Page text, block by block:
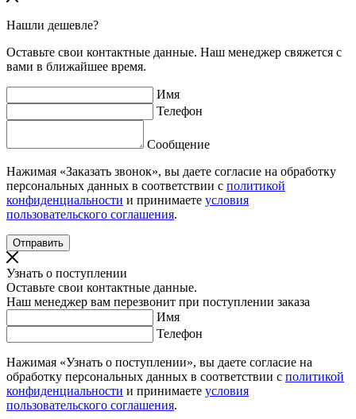
Нашли дешевле?
Оставьте свои контактные данные. Наш менеджер свяжется с
вами в ближайшее время.
Имя
Телефон
Сообщение
Нажимая «Заказать звонок», вы даете согласие на обработку
персональных данных в соответствии с политикой
конфиденциальности и принимаете условия
пользовательского соглашения.
Узнать о поступлении
Оставьте свои контактные данные.
Наш менеджер вам перезвонит при поступлении заказа
Имя
Телефон
Нажимая «Узнать о поступлении», вы даете согласие на
обработку персональных данных в соответствии с политикой
конфиденциальности и принимаете условия
пользовательского соглашения.